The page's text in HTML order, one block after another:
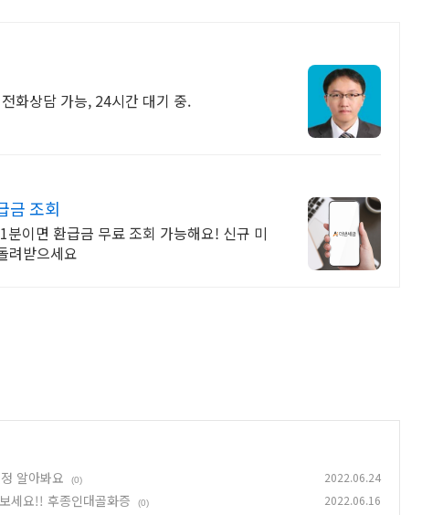
화상담 가능, 24시간 대기 중.
금 조회
이면 환급금 무료 조회 가능해요! 신규 미
려받으세요
알아봐요
(0) 2022.06.24
세요!! 후종인대골화증 (0) 2022.06.16